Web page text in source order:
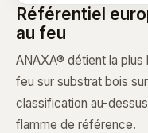
Référentiel
au feu
ANAXA® détient la
feu sur substrat bois
classification au-
flamme de référence.